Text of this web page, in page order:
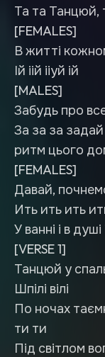
Та та Танцюй,
[FEMALES]
В житті
Ій іій ііуй ій
[MALES]
Забудь про
За за за
ритм цього
[FEMALES]
Давай,
Ить ить ить
У ванні і в душі іі
[VERSE 1]
Танцюй у
Шпілі вілі
По ночах
ти ти
Під світлом